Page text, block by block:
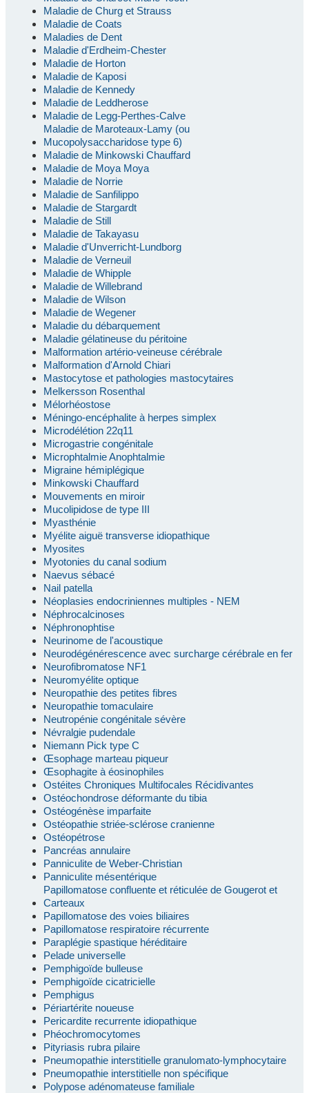
Maladie de Churg et Strauss
Maladie de Coats
Maladies de Dent
Maladie d'Erdheim-Chester
Maladie de Horton
Maladie de Kaposi
Maladie de Kennedy
Maladie de Leddherose
Maladie de Legg-Perthes-Calve
Maladie de Maroteaux-Lamy (ou
Mucopolysaccharidose type 6)
Maladie de Minkowski Chauffard
Maladie de Moya Moya
Maladie de Norrie
Maladie de Sanfilippo
Maladie de Stargardt
Maladie de Still
Maladie de Takayasu
Maladie d'Unverricht-Lundborg
Maladie de Verneuil
Maladie de Whipple
Maladie de Willebrand
Maladie de Wilson
Maladie de Wegener
Maladie du débarquement
Maladie gélatineuse du péritoine
Malformation artério-veineuse cérébrale
Malformation d'Arnold Chiari
Mastocytose et pathologies mastocytaires
Melkersson Rosenthal
Mélorhéostose
Méningo-encéphalite à herpes simplex
Microdélétion 22q11
Microgastrie congénitale
Microphtalmie Anophtalmie
Migraine hémiplégique
Minkowski Chauffard
Mouvements en miroir
Mucolipidose de type III
Myasthénie
Myélite aiguë transverse idiopathique
Myosites
Myotonies du canal sodium
Naevus sébacé
Nail patella
Néoplasies endocriniennes multiples - NEM
Néphrocalcinoses
Néphronophtise
Neurinome de l'acoustique
Neurodégénérescence avec surcharge cérébrale en fer
Neurofibromatose NF1
Neuromyélite optique
Neuropathie des petites fibres
Neuropathie tomaculaire
Neutropénie congénitale sévère
Névralgie pudendale
Niemann Pick type C
Œsophage marteau piqueur
Œsophagite à éosinophiles
Ostéites Chroniques Multifocales Récidivantes
Ostéochondrose déformante du tibia
Ostéogénèse imparfaite
Ostéopathie striée-sclérose cranienne
Ostéopétrose
Pancréas annulaire
Panniculite de Weber-Christian
Panniculite mésentérique
Papillomatose confluente et réticulée de Gougerot et
Carteaux
Papillomatose des voies biliaires
Papillomatose respiratoire récurrente
Paraplégie spastique héréditaire
Pelade universelle
Pemphigoïde bulleuse
Pemphigoïde cicatricielle
Pemphigus
Périartérite noueuse
Pericardite recurrente idiopathique
Phéochromocytomes
Pityriasis rubra pilaire
Pneumopathie interstitielle granulomato-lymphocytaire
Pneumopathie interstitielle non spécifique
Polypose adénomateuse familiale